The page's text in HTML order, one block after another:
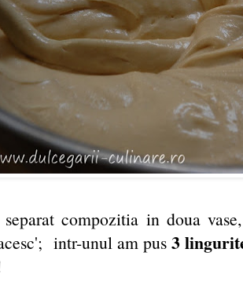
compozitia in doua
intr-unul am pus 3